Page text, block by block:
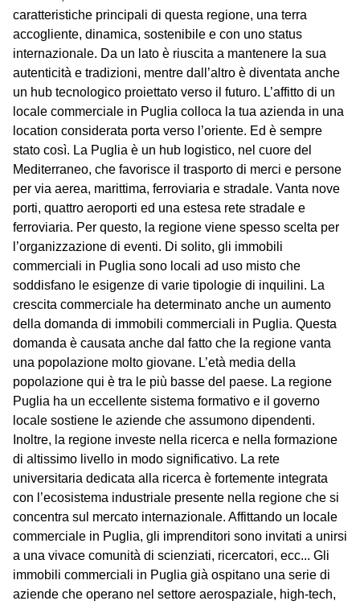
caratteristiche principali di questa regione, una terra
accogliente, dinamica, sostenibile e con uno status
internazionale. Da un lato è riuscita a mantenere la sua
autenticità e tradizioni, mentre dall’altro è diventata anche
un hub tecnologico proiettato verso il futuro. L’affitto di un
locale commerciale in Puglia colloca la tua azienda in una
location considerata porta verso l’oriente. Ed è sempre
stato così. La Puglia è un hub logistico, nel cuore del
Mediterraneo, che favorisce il trasporto di merci e persone
per via aerea, marittima, ferroviaria e stradale. Vanta nove
porti, quattro aeroporti ed una estesa rete stradale e
ferroviaria. Per questo, la regione viene spesso scelta per
l’organizzazione di eventi. Di solito, gli immobili
commerciali in Puglia sono locali ad uso misto che
soddisfano le esigenze di varie tipologie di inquilini. La
crescita commerciale ha determinato anche un aumento
della domanda di immobili commerciali in Puglia. Questa
domanda è causata anche dal fatto che la regione vanta
una popolazione molto giovane. L’età media della
popolazione qui è tra le più basse del paese. La regione
Puglia ha un eccellente sistema formativo e il governo
locale sostiene le aziende che assumono dipendenti.
Inoltre, la regione investe nella ricerca e nella formazione
di altissimo livello in modo significativo. La rete
universitaria dedicata alla ricerca è fortemente integrata
con l’ecosistema industriale presente nella regione che si
concentra sul mercato internazionale. Affittando un locale
commerciale in Puglia, gli imprenditori sono invitati a unirsi
a una vivace comunità di scienziati, ricercatori, ecc... Gli
immobili commerciali in Puglia già ospitano una serie di
aziende che operano nel settore aerospaziale, high-tech,